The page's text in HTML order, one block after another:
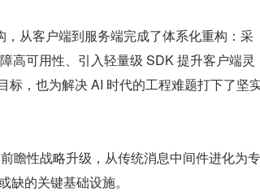
从客户端到服务端完成了体系化重构：采
高可用性、引入轻量级 SDK 提升客户端灵
，也为解决 AI 时代的工程难题打下了坚
瞻性战略升级，从传统消息中间件进化为专
的关键基础设施。